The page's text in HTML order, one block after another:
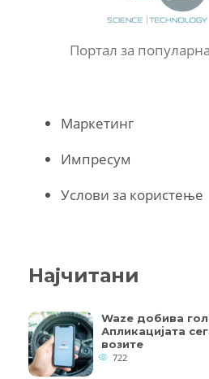
Портал за
Маркетинг
Импресум
Услови за користење
Најчитани
Waze добива
Апликацијата
возите
722